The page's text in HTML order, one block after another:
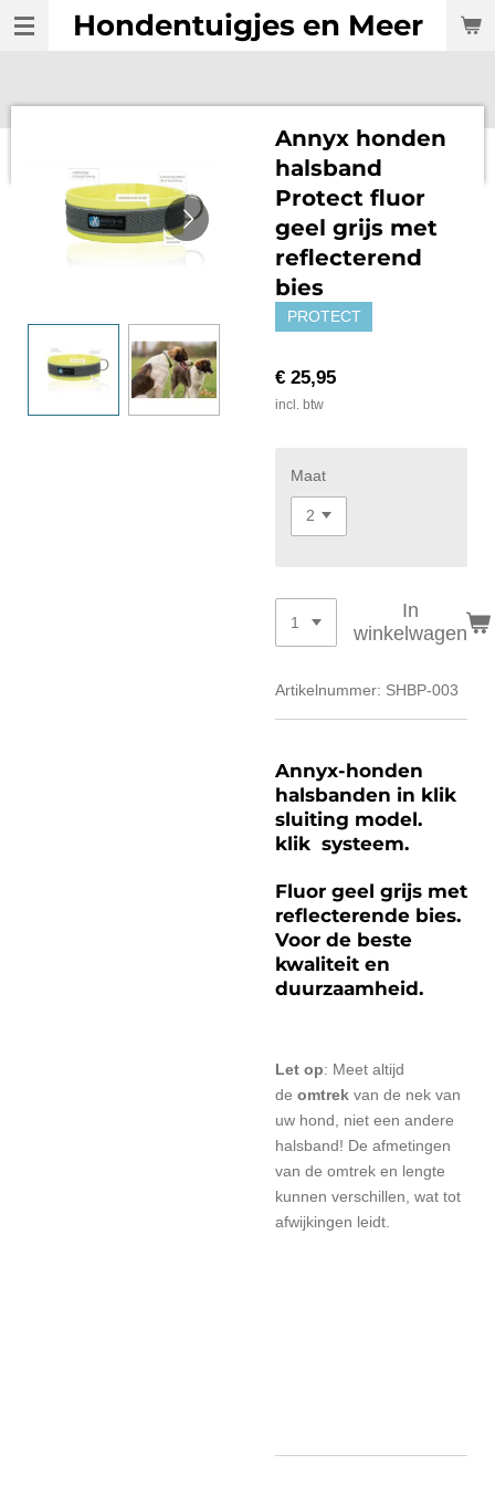
Ga
direct
Hondentuigjes en Meer
Annyx honden
halsband
Protect fluor
geel grijs met
reflecterend
bies
PROTECT
€ 25,95
incl. btw
Maat
In
winkelwagen
Artikelnummer: SHBP-003
Annyx-honden
halsbanden in klik
sluiting model.
klik systeem.
Fluor geel grijs met
reflecterende bies.
Voor de beste
kwaliteit en
duurzaamheid.
Let op: Meet altijd
de omtrek van de nek van
uw hond, niet een andere
halsband! De afmetingen
van de omtrek en lengte
kunnen verschillen, wat tot
afwijkingen leidt.